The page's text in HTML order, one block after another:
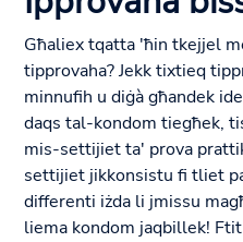
Għaliex tqatta 'ħin tkejjel
tipprovaha? Jekk tixtieq
minnufih u diġà għandek
daqs tal-kondom tiegħek,
mis-settijiet ta' prova
settijiet jikkonsistu fi tliet
differenti iżda li jmissu
liema kondom jaqbillek!